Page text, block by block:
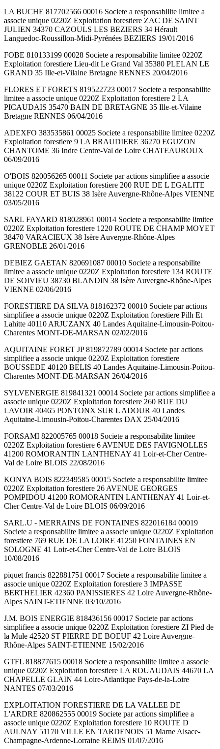
LA BUCHE 817702566 00016 Societe a responsabilite limitee a
associe unique 0220Z Exploitation forestiere ZAC DE SAINT
JULIEN 34370 CAZOULS LES BEZIERS 34 Hérault
Languedoc-Roussillon-Midi-Pyrénées BEZIERS 19/01/2016
FOBE 810133199 00028 Societe a responsabilite limitee 0220Z
Exploitation forestiere Lieu-dit Le Grand Val 35380 PLELAN LE
GRAND 35 Ille-et-Vilaine Bretagne RENNES 20/04/2016
FLORES ET FORETS 819522723 00017 Societe a responsabilite
limitee a associe unique 0220Z Exploitation forestiere 2 LA
PICAUDAIS 35470 BAIN DE BRETAGNE 35 Ille-et-Vilaine
Bretagne RENNES 06/04/2016
ADEXFO 383535861 00025 Societe a responsabilite limitee 0220Z
Exploitation forestiere 9 LA BRAUDIERE 36270 EGUZON
CHANTOME 36 Indre Centre-Val de Loire CHATEAUROUX
06/09/2016
O'BOIS 820056265 00011 Societe par actions simplifiee a associe
unique 0220Z Exploitation forestiere 200 RUE DE L EGALITE
38122 COUR ET BUIS 38 Isère Auvergne-Rhône-Alpes VIENNE
03/05/2016
SARL FAYARD 818028961 00014 Societe a responsabilite limitee
0220Z Exploitation forestiere 1220 ROUTE DE CHAMP MOYET
38470 VARACIEUX 38 Isère Auvergne-Rhône-Alpes
GRENOBLE 26/01/2016
DEBIEZ GAETAN 820691087 00010 Societe a responsabilite
limitee a associe unique 0220Z Exploitation forestiere 134 ROUTE
DE SOIVIEU 38730 BLANDIN 38 Isère Auvergne-Rhône-Alpes
VIENNE 02/06/2016
FORESTIERE DA SILVA 818162372 00010 Societe par actions
simplifiee a associe unique 0220Z Exploitation forestiere Pilh Et
Lahitte 40110 ARJUZANX 40 Landes Aquitaine-Limousin-Poitou-
Charentes MONT-DE-MARSAN 02/02/2016
AQUITAINE FORET JP 819872789 00014 Societe par actions
simplifiee a associe unique 0220Z Exploitation forestiere
BOUSSEDE 40120 BELIS 40 Landes Aquitaine-Limousin-Poitou-
Charentes MONT-DE-MARSAN 26/04/2016
SYLVENERGIE 819841321 00014 Societe par actions simplifiee a
associe unique 0220Z Exploitation forestiere 260 RUE DU
LAVOIR 40465 PONTONX SUR L ADOUR 40 Landes
Aquitaine-Limousin-Poitou-Charentes DAX 25/04/2016
FORSAMI 822005765 00018 Societe a responsabilite limitee
0220Z Exploitation forestiere 6 AVENUE DES FAVIGNOLLES
41200 ROMORANTIN LANTHENAY 41 Loir-et-Cher Centre-
Val de Loire BLOIS 22/08/2016
KONYA BOIS 822349585 00015 Societe a responsabilite limitee
0220Z Exploitation forestiere 26 AVENUE GEORGES
POMPIDOU 41200 ROMORANTIN LANTHENAY 41 Loir-et-
Cher Centre-Val de Loire BLOIS 06/09/2016
SARL.U - MERRAINS DE FONTAINES 822016184 00019
Societe a responsabilite limitee a associe unique 0220Z Exploitation
forestiere 769 RUE DE LA LOIRE 41250 FONTAINES EN
SOLOGNE 41 Loir-et-Cher Centre-Val de Loire BLOIS
10/08/2016
piquet francis 822881751 00017 Societe a responsabilite limitee a
associe unique 0220Z Exploitation forestiere 3 IMPASSE
BERTHELIER 42360 PANISSIERES 42 Loire Auvergne-Rhône-
Alpes SAINT-ETIENNE 03/10/2016
J.M. BOIS ENERGIE 818436156 00017 Societe par actions
simplifiee a associe unique 0220Z Exploitation forestiere ZI Pied de
la Mule 42520 ST PIERRE DE BOEUF 42 Loire Auvergne-
Rhône-Alpes SAINT-ETIENNE 15/02/2016
GTFL 818877615 00018 Societe a responsabilite limitee a associe
unique 0220Z Exploitation forestiere LA ROUAUDAIS 44670 LA
CHAPELLE GLAIN 44 Loire-Atlantique Pays-de-la-Loire
NANTES 07/03/2016
EXPLOITATION FORESTIERE DE LA VALLEE DE
L'ARDRE 820862555 00019 Societe par actions simplifiee a
associe unique 0220Z Exploitation forestiere 10 ROUTE D
AULNAY 51170 VILLE EN TARDENOIS 51 Marne Alsace-
Champagne-Ardenne-Lorraine REIMS 01/07/2016